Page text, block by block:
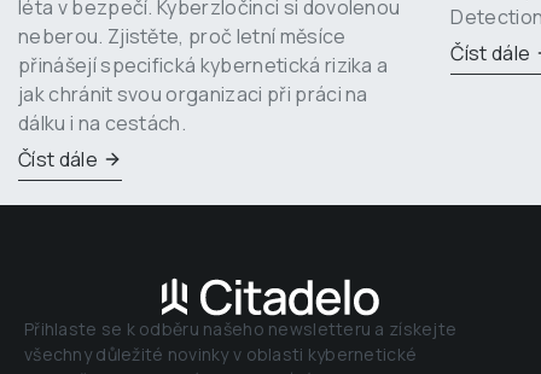
léta v bezpečí. Kyberzločinci si dovolenou
neberou. Zjistěte, proč letní měsíce
přinášejí specifická kybernetická rizika a
jak chránit svou organizaci při práci na
dálku i na cestách.
Číst dále
Číst dále
Přihlaste se k odběru našeho newsletteru a získejte
všechny důležité novinky v oblasti kybernetické